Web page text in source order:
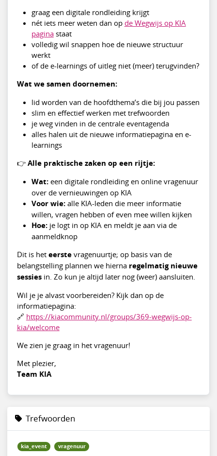
graag een digitale rondleiding krijgt
nét iets meer weten dan op de Wegwijs op KIA
paginastaat
volledig wil snappen hoe de nieuwe structuur
werkt
of de e-learnings of uitleg niet (meer) terugvinden?
Wat we samen doornemen:
lid worden van de hoofdthema’s die bij jou passen
slim en effectief werken met trefwoorden
je weg vinden in de centrale eventagenda
alles halen uit de nieuwe informatiepagina en e-
learnings
👉 Alle praktische zaken op een rijtje:
Wat:een digitale rondleiding en online vragenuur
over de vernieuwingen op KIA
Voor wie:alle KIA-leden die meer informatie
willen, vragen hebben of even mee willen kijken
Hoe:je logt in op KIA en meldt je aan via de
aanmeldknop
Dit is het eerstevragenuurtje; op basis van de
belangstelling plannen we hierna regelmatig nieuwe
sessiesin. Zo kun je altijd later nog (weer) aansluiten.
Wil je je alvast voorbereiden? Kijk dan op de
informatiepagina:
🔗 https://kiacommunity.nl/groups/369-wegwijs-op-
kia/welcome
We zien je graag in het vragenuur!
Met plezier,
Team KIA
Trefwoorden
kia_event vragenuur